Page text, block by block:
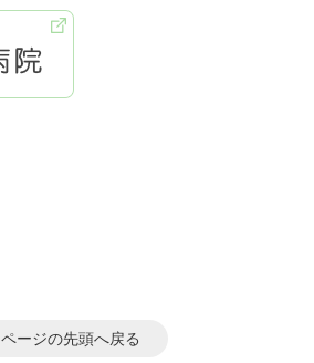
ページの先頭へ戻る